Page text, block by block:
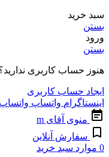
سبد خرید
بستن
ورود
بستن
هنوز حساب کاربری
ایجاد حساب کاربری
اینستاگرام واتساپ واتساپ
منوی آقای m
سفارش آنلاین
0 موارد سبد خرید